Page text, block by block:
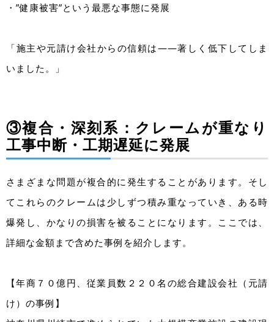
・”健康被害”という最悪な事態に発展
「施主や元請け会社からの信頼は——著しく低下してしま
いました。」
③複合・深刻系：クレームが重なり
工事中断・工期遅延に発展
さまざまな問題が複合的に発生することがあります。そし
てこれらのクレームは少しずつ積み重なっていき、ある時
爆発し、かなりの損害を被ることになります。ここでは、
詳細な金額まで含めた事例を紹介します。
【年商７０億円、従業員数２２０名の総合建設会社（元請
け）の事例】